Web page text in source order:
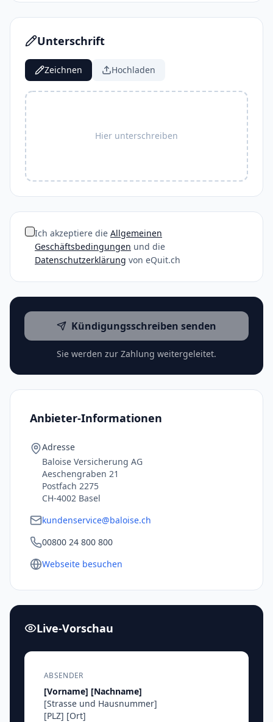
Unterschrift
Zeichnen Hochladen
Hier unterschreiben
Ich akzeptiere die Allgemeinen
Geschäftsbedingungen und die
Datenschutzerklärung von eQuit.ch
Kündigungsschreiben senden
Sie werden zur Zahlung weitergeleitet.
Anbieter-Informationen
Adresse
Baloise Versicherung AG
Aeschengraben 21
Postfach 2275
CH-4002 Basel
kundenservice@baloise.ch
00800 24 800 800
Webseite besuchen
Live-Vorschau
ABSENDER
[Vorname] [Nachname]
[Strasse und Hausnummer]
[PLZ] [Ort]